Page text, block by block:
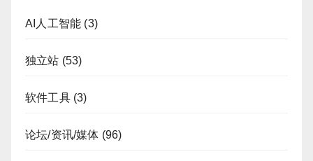
AI人工智能 (3)
独立站 (53)
软件工具(3)
论坛/资讯/媒体 (96)